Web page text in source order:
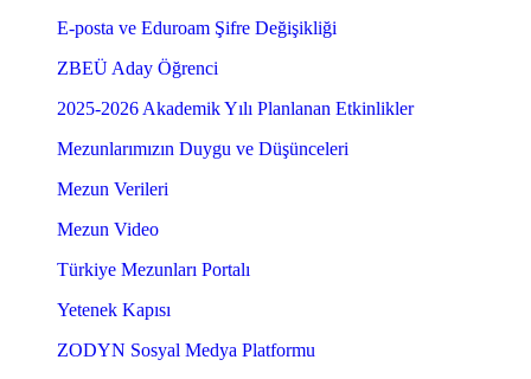
E-posta ve Eduroam Şifre Değişikliği
ZBEÜ Aday Öğrenci
2025-2026 Akademik Yılı Planlanan Etkinlikler
Mezunlarımızın Duygu ve Düşünceleri
Mezun Verileri
Mezun Video
Türkiye Mezunları Portalı
Yetenek Kapısı
ZODYN Sosyal Medya Platformu